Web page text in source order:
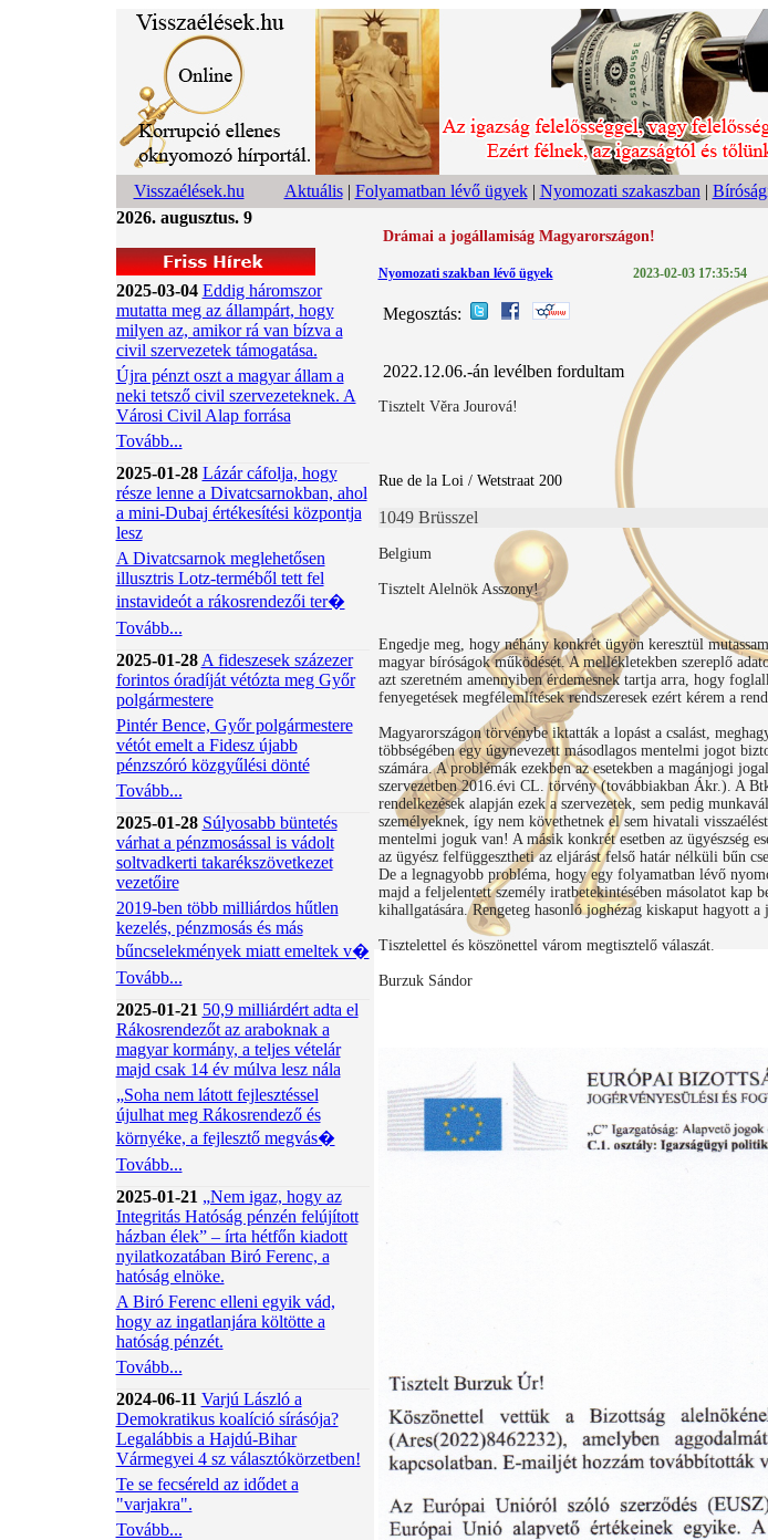
Visszaélések.hu Aktuális| Folyamatban lévő ügyek| Nyomozati szakaszban |
2026. augusztus. 9
2025-03-04 Eddig háromszor
mutatta meg az állampárt, hogy
milyen az, amikor rá van bízva a
civil szervezetek támogatása.
Újra pénzt oszt a magyar állam a
neki tetsző civil szervezeteknek. A
Városi Civil Alap forrása
Tovább...
2025-01-28 Lázár cáfolja, hogy
része lenne a Divatcsarnokban, ahol
a mini-Dubaj értékesítési központja
lesz
A Divatcsarnok meglehetősen
illusztris Lotz-terméből tett fel
instavideót a rákosrendezői ter�
Tovább...
2025-01-28 A fideszesek százezer
forintos óradíját vétózta meg Győr
polgármestere
Pintér Bence, Győr polgármestere
vétót emelt a Fidesz újabb
pénzszóró közgyűlési dönté
Tovább...
2025-01-28 Súlyosabb büntetés
várhat a pénzmosással is vádolt
soltvadkerti takarékszövetkezet
vezetőire
2019-ben több milliárdos hűtlen
kezelés, pénzmosás és más
bűncselekmények miatt emeltek v�
Tovább...
2025-01-21 50,9 milliárdért adta el
Rákosrendezőt az araboknak a
magyar kormány, a teljes vételár
majd csak 14 év múlva lesz nála
„Soha nem látott fejlesztéssel
újulhat meg Rákosrendező és
környéke, a fejlesztő megvás�
Tovább...
2025-01-21 „Nem igaz, hogy az
Integritás Hatóság pénzén felújított
házban élek” – írta hétfőn kiadott
nyilatkozatában Biró Ferenc, a
hatóság elnöke.
A Biró Ferenc elleni egyik vád,
hogy az ingatlanjára költötte a
hatóság pénzét.
Tovább...
2024-06-11 Varjú László a
Demokratikus koalíció sírásója?
Legalábbis a Hajdú-Bihar
Vármegyei 4 sz választókörzetben!
Te se fecséreld az idődet a
"varjakra".
Tovább...
Drámai a jogállamiság Magyarországon!
Nyomozati szakban lévő ügyek 2023-02-03 17:35:54
Megosztás:
2022.12.06.-án levélben fordultam
Tisztelt Věra Jourová!
Rue de la Loi / Wetstraat 200
1049 Brüsszel
Belgium
Tisztelt Alelnök Asszony!
Engedje meg, hogy néhány konkrét ügyön keresztül
magyar bíróságok működését. A mellékletekben szereplő
azt szeretném amennyiben érdemesnek tartja arra, hogy
fenyegetések megfélemlítések rendszeresek ezért kérem a
Magyarországon törvénybe iktatták a lopást a csalást,
többségében egy úgynevezett másodlagos mentelmi jogot
számára. A problémák ezekben az esetekben a magánjogi
szervezetben 2016.évi CL. törvény (továbbiakban Ákr.). A
rendelkezések alapján ezek a szervezetek, sem pedig
személyeknek, így nem követhetnek el sem hivatali
mentelmi joguk van! A másik konkrét esetben az ügyészség
az ügyész felfüggesztheti az eljárást felső határ nélküli bűn
De a legnagyobb probléma, hogy egy folyamatban lévő
majd a feljelentett személy iratbetekintésében másolatot kap
kihallgatására. Rengeteg hasonló joghézag kiskaput hagyott a
Tisztelettel és köszönettel várom megtisztelő válaszát.
Burzuk Sándor